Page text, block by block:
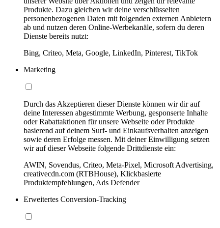
Produkte. Dazu gleichen wir deine verschlüsselten
personenbezogenen Daten mit folgenden externen Anbietern
ab und nutzen deren Online-Werbekanäle, sofern du deren
Dienste bereits nutzt:
Bing, Criteo, Meta, Google, LinkedIn, Pinterest, TikTok
Marketing
Durch das Akzeptieren dieser Dienste können wir dir auf
deine Interessen abgestimmte Werbung, gesponserte Inhalte
oder Rabattaktionen für unsere Webseite oder Produkte
basierend auf deinem Surf- und Einkaufsverhalten anzeigen
sowie deren Erfolge messen. Mit deiner Einwilligung setzen
wir auf dieser Webseite folgende Drittdienste ein:
AWIN, Sovendus, Criteo, Meta-Pixel, Microsoft Advertising,
creativecdn.com (RTBHouse), Klickbasierte
Produktempfehlungen, Ads Defender
Erweitertes Conversion-Tracking